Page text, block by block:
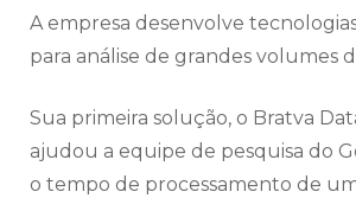
A empresa desenvolve
para análise de grandes volumes
Sua primeira solução, o Bratva
ajudou a equipe de pesquisa do
o tempo de processamento de